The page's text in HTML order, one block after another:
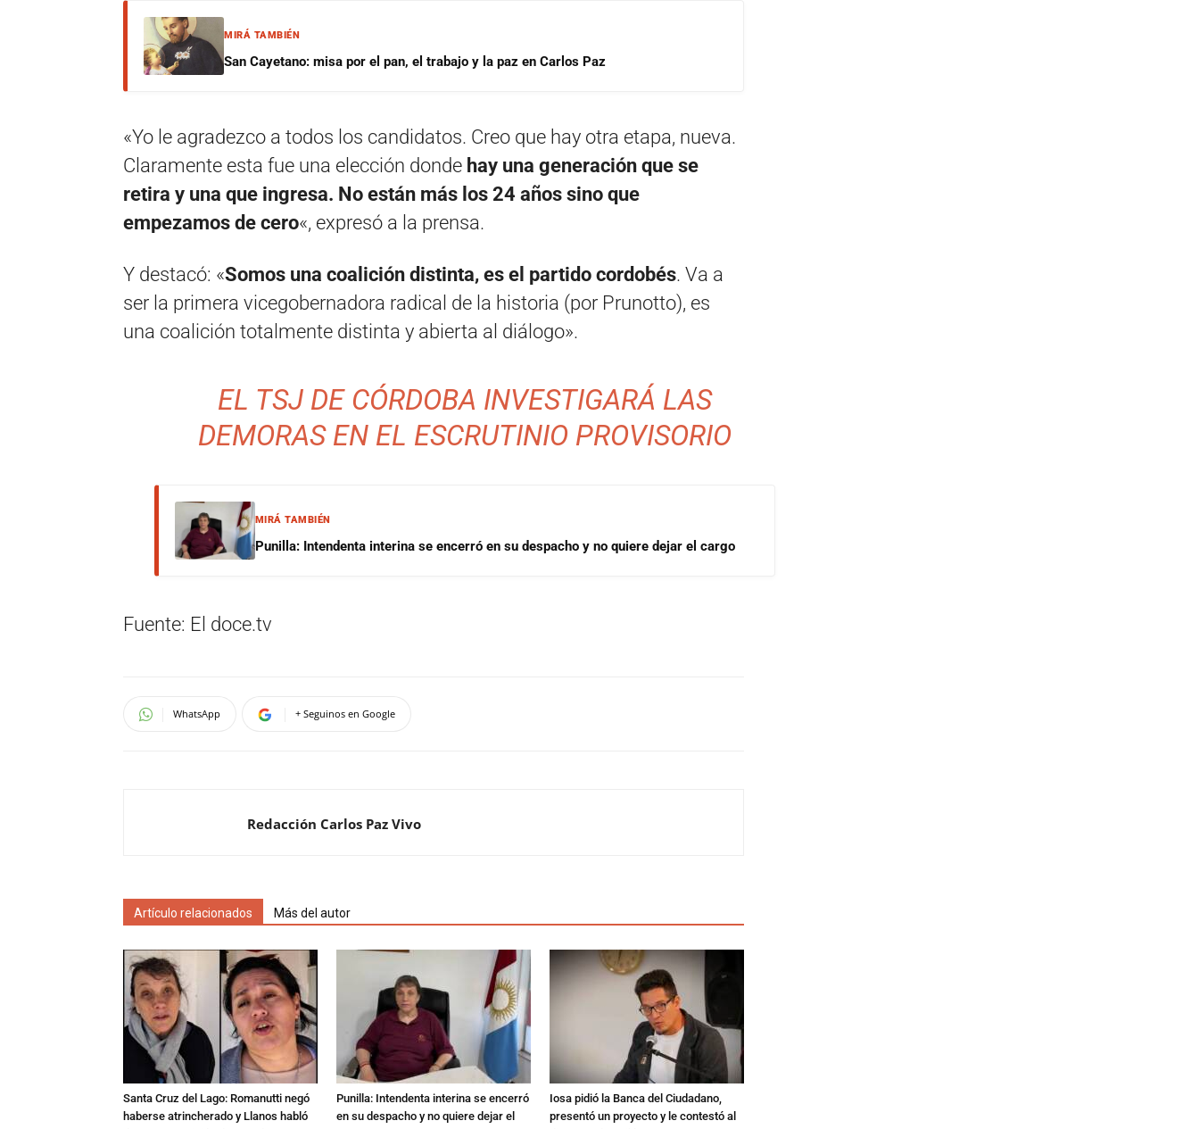
MIRÁ TAMBIÉN
San Cayetano: misa por el pan, el trabajo y la paz en Carlos Paz
«Yo le agradezco a todos los candidatos. Creo que hay otra etapa, nueva.
Claramente esta fue una elección donde hay una generación que se
retira y una que ingresa. No están más los 24 años sino que
empezamos de cero«, expresó a la prensa.
Y destacó: «Somos una coalición distinta, es el partido cordobés. Va a
ser la primera vicegobernadora radical de la historia (por Prunotto), es
una coalición totalmente distinta y abierta al diálogo».
EL TSJ DE CÓRDOBA INVESTIGARÁ LAS
DEMORAS EN EL ESCRUTINIO PROVISORIO
MIRÁ TAMBIÉN
Punilla: Intendenta interina se encerró en su despacho y no quiere dejar el cargo
Fuente: El doce.tv
WhatsApp + Seguinos en Google
Redacción Carlos Paz Vivo
Artículo relacionados Más del autor
Santa Cruz del Lago: Romanutti negó
haberse atrincherado y Llanos habló
Punilla: Intendenta interina se encerró
en su despacho y no quiere dejar el
Iosa pidió la Banca del Ciudadano,
presentó un proyecto y le contestó al